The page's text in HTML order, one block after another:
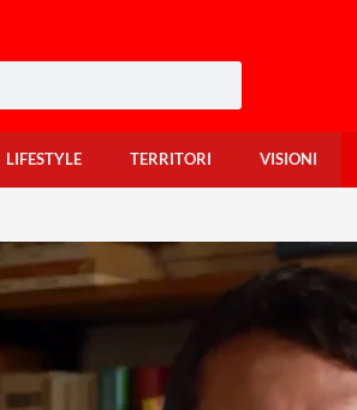
LIFESTYLE TERRITORI VISIONI